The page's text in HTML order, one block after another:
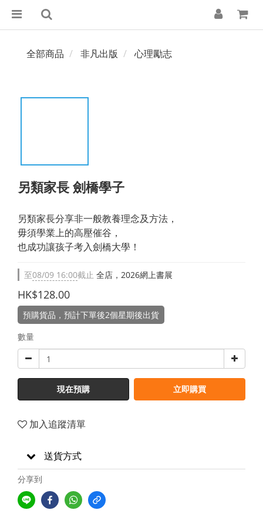
全部商品 非凡出版 心理勵志
另類家長 劍橋學子
另類家長分享非一般教養理念及方法，
毋須學業上的高壓催谷，
也成功讓孩子考入劍橋大學！
至08/09 16:00截止 全店，2026網上書展
HK$128.00
預購貨品，預計下單後2個星期後出貨
數量
現在預購 立即購買
加入追蹤清單
送貨方式
分享到